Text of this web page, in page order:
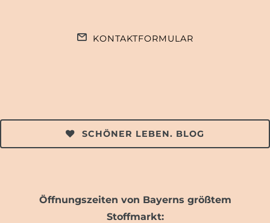
KONTAKTFORMULAR
SCHÖNER LEBEN. BLOG
Öffnungszeiten von Bayerns größtem
Stoffmarkt: